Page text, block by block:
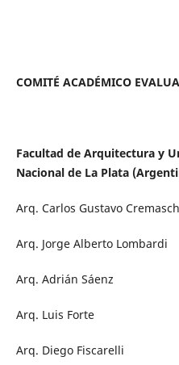
COMITÉ ACADÉMICO
Facultad de Arquitectura y
Nacional de La Plata
Arq. Carlos Gustavo
Arq. Jorge Alberto Lombardi
Arq. Adrián Sáenz
Arq. Luis Forte
Arq. Diego Fiscarelli